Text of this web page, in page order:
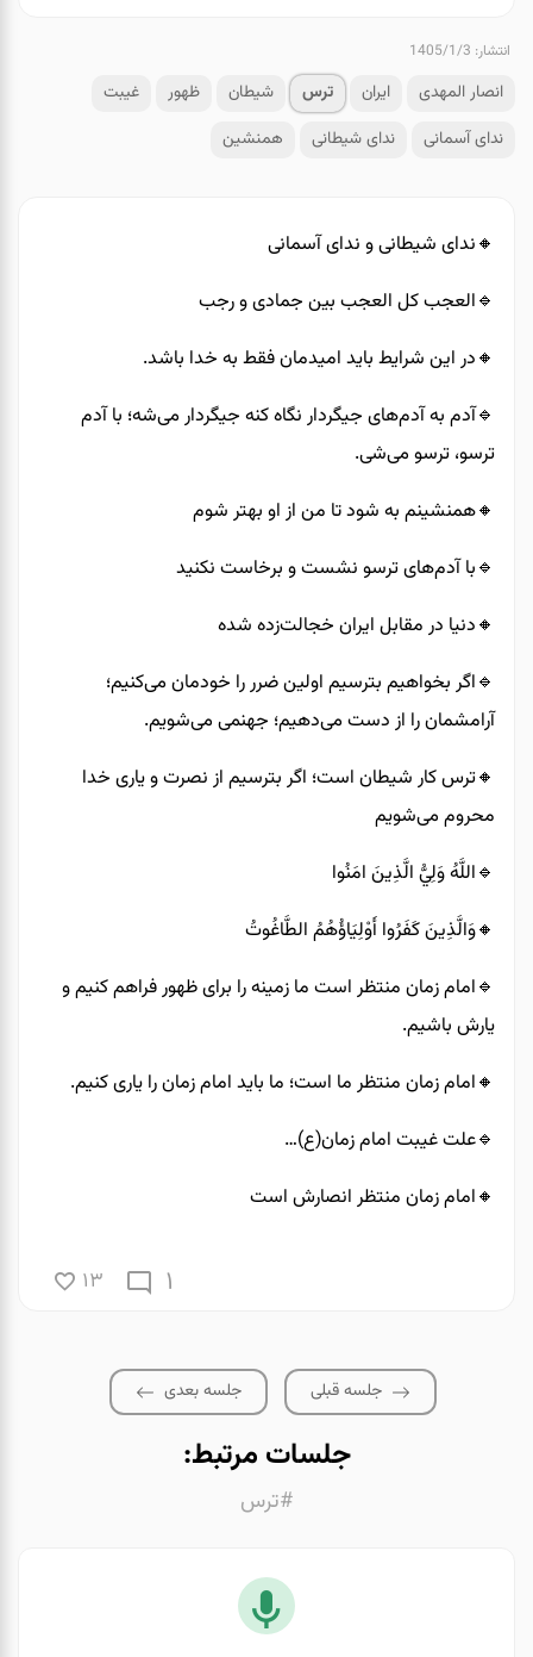
انتشار: 1405/1/3
انصار المهدی ایران ترس شیطان ظهور
غیبت
ندای آسمانی
ندای شیطانی همنشین
🔸️ندای شیطانی و ندای آسمانی
🔹️العجب کل العجب بین جمادی و رجب
🔸️در این شرایط باید امیدمان فقط به خدا باشد.
🔹️آدم به آدم‌های جیگردار نگاه کنه جیگردار می‌شه؛ با آدم
ترسو، ترسو می‌شی.
🔸️همنشینم به شود تا من از او بهتر شوم
🔹️با آدم‌های ترسو نشست و برخاست نکنید
🔸️دنیا در مقابل ایران خجالت‌زده شده
🔹️اگر بخواهیم بترسیم اولین ضرر را خودمان می‌کنیم؛
آرامشمان را از دست می‌دهیم؛ جهنمی می‌شویم.
🔸️ترس کار شیطان است؛ اگر بترسیم از نصرت و یاری خدا
محروم می‌شویم
🔹️اللَّهُ وَلِيُّ الَّذِينَ امَنُوا
🔸️وَالَّذِينَ كَفَرُوا أَوْلِيَاؤُهُمُ الطَّاغُوتُ
🔹️امام زمان منتظر است ما زمینه را برای ظهور فراهم کنیم و
یارش باشیم.
🔸️امام زمان منتظر ما است؛ ما باید امام زمان را یاری کنیم.
🔹️علت غیبت امام زمان(ع)…
🔸️امام زمان منتظر انصارش است
1
13
جلسه قبلی جلسه بعدی
جلسات مرتبط:
#ترس